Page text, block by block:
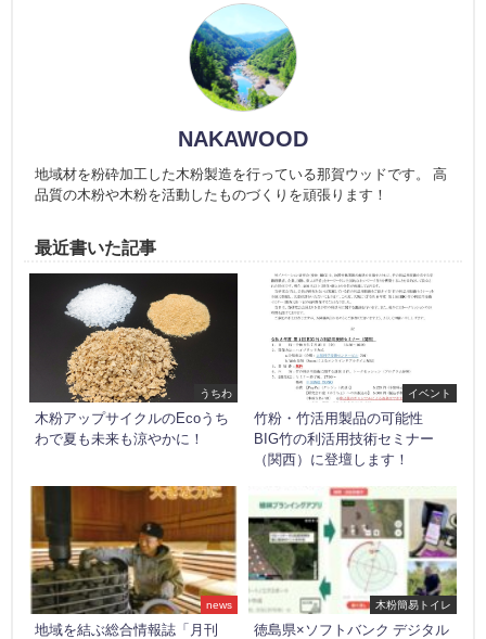
NAKAWOOD
地域材を粉砕加工した木粉製造を行っている那賀ウッドです。 高
品質の木粉や木粉を活動したものづくりを頑張ります！
最近書いた記事
うちわ
木粉アップサイクルのEcoうち
わで夏も未来も涼やかに！
イベント
竹粉・竹活用製品の可能性
BIG竹の利活用技術セミナー
（関西）に登壇します！
news
地域を結ぶ総合情報誌「月刊
木粉簡易トイレ
徳島県×ソフトバンク デジタル